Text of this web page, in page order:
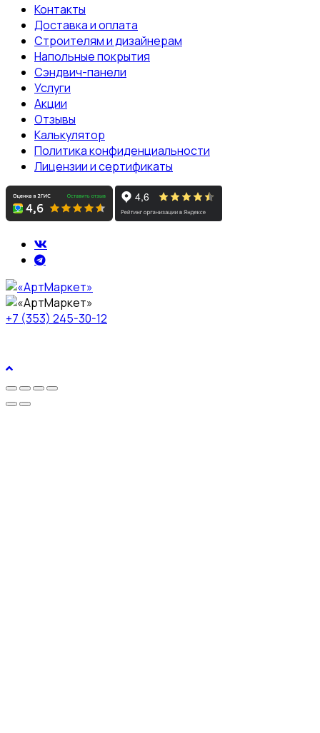
Контакты
Доставка и оплата
Строителям и дизайнерам
Напольные покрытия
Сэндвич-панели
Услуги
Акции
Отзывы
Калькулятор
Политика конфиденциальности
Лицензии и сертификаты
+7 (353) 245-30-12